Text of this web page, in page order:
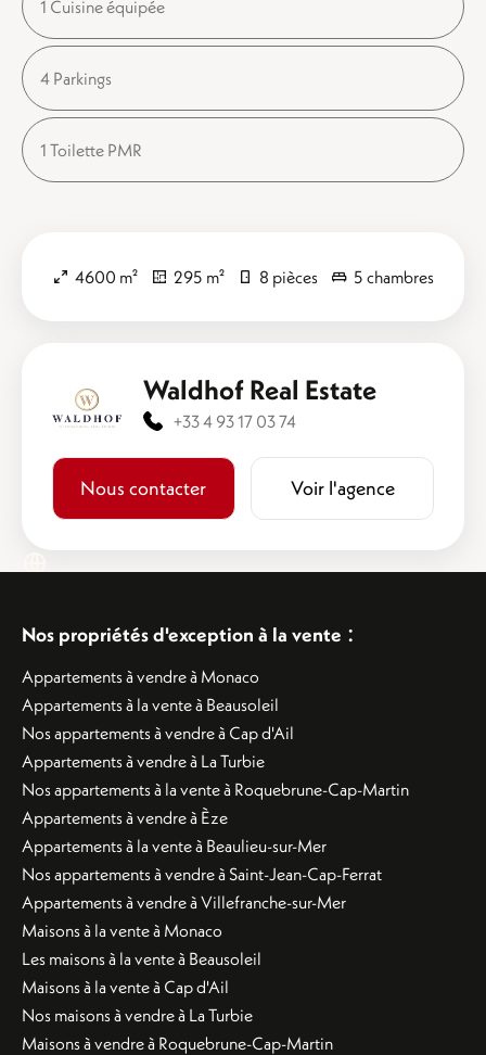
1 Cuisine équipée
4 Parkings
1 Toilette PMR
4600 m² 295 m² 8 pièces 5 chambres
Waldhof Real Estate
+33 4 93 17 03 74
Nous contacter Voir l'agence
Nos propriétés d'exception à la vente :
Appartements à vendre à Monaco
Appartements à la vente à Beausoleil
Nos appartements à vendre à Cap d'Ail
Appartements à vendre à La Turbie
Nos appartements à la vente à Roquebrune-Cap-Martin
Appartements à vendre à Èze
Appartements à la vente à Beaulieu-sur-Mer
Nos appartements à vendre à Saint-Jean-Cap-Ferrat
Appartements à vendre à Villefranche-sur-Mer
Maisons à la vente à Monaco
Les maisons à la vente à Beausoleil
Maisons à la vente à Cap d'Ail
Nos maisons à vendre à La Turbie
Maisons à vendre à Roquebrune-Cap-Martin